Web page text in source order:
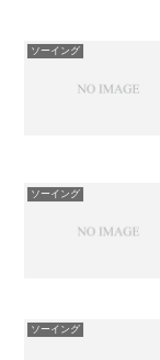
ソーイング
ソーイング
ソーイング